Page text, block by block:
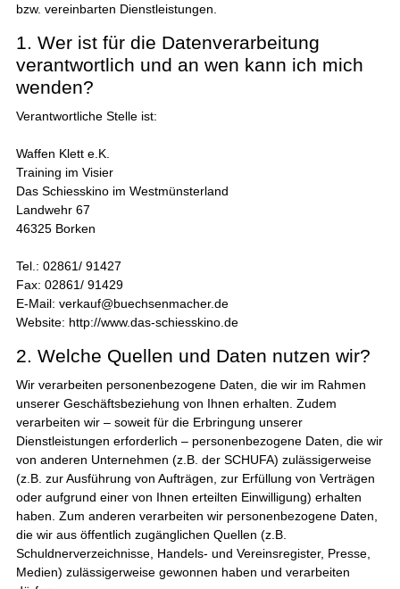
bzw. vereinbarten Dienstleistungen.
1. Wer ist für die Datenverarbeitung
verantwortlich und an wen kann ich mich
wenden?
Verantwortliche Stelle ist:
Waffen Klett e.K.
Training im Visier
Das Schiesskino im Westmünsterland
Landwehr 67
46325 Borken
Tel.: 02861/ 91427
Fax: 02861/ 91429
E-Mail: verkauf@buechsenmacher.de
Website: http://www.das-schiesskino.de
2. Welche Quellen und Daten nutzen wir?
Wir verarbeiten personenbezogene Daten, die wir im Rahmen
unserer Geschäftsbeziehung von Ihnen erhalten. Zudem
verarbeiten wir – soweit für die Erbringung unserer
Dienstleistungen erforderlich – personenbezogene Daten, die wir
von anderen Unternehmen (z.B. der SCHUFA) zulässigerweise
(z.B. zur Ausführung von Aufträgen, zur Erfüllung von Verträgen
oder aufgrund einer von Ihnen erteilten Einwilligung) erhalten
haben. Zum anderen verarbeiten wir personenbezogene Daten,
die wir aus öffentlich zugänglichen Quellen (z.B.
Schuldnerverzeichnisse, Handels- und Vereinsregister, Presse,
Medien) zulässigerweise gewonnen haben und verarbeiten